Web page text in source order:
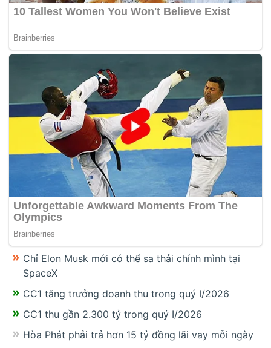
Chỉ Elon Musk mới có thể sa thải chính mình tại
SpaceX
CC1 tăng trưởng doanh thu trong quý I/2026
CC1 thu gần 2.300 tỷ trong quý I/2026
Hòa Phát phải trả hơn 15 tỷ đồng lãi vay mỗi ngày